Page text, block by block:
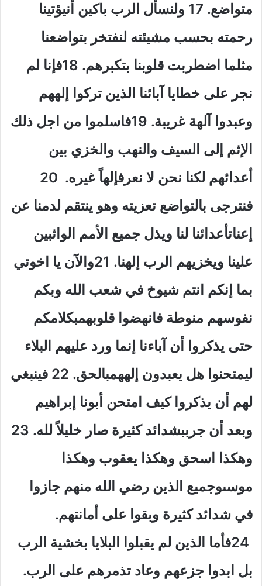
متواضع. 17 ولنسأل الرب باكين أنيؤتينا
رحمته بحسب مشيئته لنفتخر بتواضعنا
مثلما اضطربت قلوبنا بتكبرهم. 18فإنا لم
نجر على خطايا آبائنا الذين تركوا إلههم
وعبدوا آلهة غريبة. 19فاسلموا من اجل ذلك
الإثم إلى السيف والنهب والخزي بين
أعدائهم لكنا نحن لا نعرفإلهاً غيره. 20
فنترجى بالتواضع تعزيته وهو ينتقم لدمنا عن
إعناتأعدائنا لنا ويذل جميع الأمم الواثبين
علينا ويخزيهم الرب إلهنا. 21والآن يا اخوتي
بما إنكم انتم شيوخ في شعب الله وبكم
نفوسهم منوطة فانهضوا قلوبهمبكلامكم
حتى يذكروا أن آباءنا إنما ورد عليهم البلاء
ليمتحنوا هل يعبدون إلههمبالحق. 22 فينبغي
لهم أن يذكروا كيف امتحن أبونا إبراهيم
وبعد أن جرببشدائد كثيرة صار خليلاً لله. 23
وهكذا اسحق وهكذا يعقوب وهكذا
موسىوجميع الذين رضي الله منهم جازوا
في شدائد كثيرة وبقوا على أمانتهم.
24فأما الذين لم يقبلوا البلايا بخشية الرب
بل ابدوا جزعهم وعاد تذمرهم على الرب.